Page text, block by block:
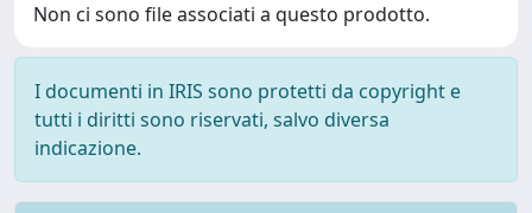
Non ci sono file associati a questo prodotto.
I documenti in IRIS sono protetti da copyright e
tutti i diritti sono riservati, salvo diversa
indicazione.